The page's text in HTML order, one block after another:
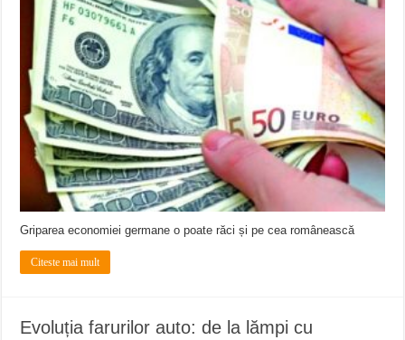
ANUNȚ OPRIRE APĂ în Reșița, cartier Țerova – avarie – 04.08.2026
ANUNȚ OPRIRE APĂ în Reșița – avarie – 03.08.2026 – Calea Caransebeșului
Griparea economiei germane o poate răci și pe cea românească
Citeste mai mult
Evoluția farurilor auto: de la lămpi cu